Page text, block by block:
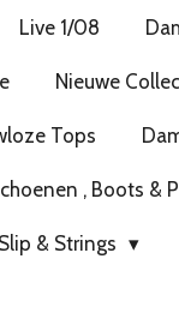
Live 1/08
Nieuwe
Tops
, Boots &
& Strings